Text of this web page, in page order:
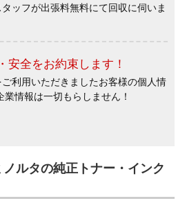
タッフが出張料無料にて回収に伺いま
安全をお約束します！
ご利用いただきましたお客様の個人情
業情報は一切もらしません！
ルタの純正トナー・インク